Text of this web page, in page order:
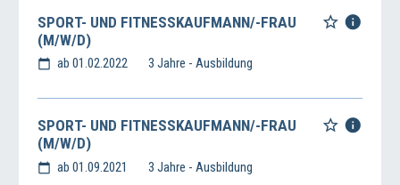
SPORT- UND FITNESSKAUFMANN/-FRAU
(M/W/D)
ab 01.02.2022 3 Jahre - Ausbildung
SPORT- UND FITNESSKAUFMANN/-FRAU
(M/W/D)
ab 01.09.2021 3 Jahre - Ausbildung